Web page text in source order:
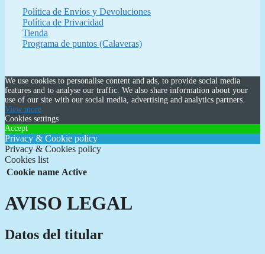
Política de Envíos y Devoluciones
Política de Privacidad
Tienda
Programa de puntos (Calaveras)
We use cookies to personalise content and ads, to provide social media
features and to analyse our traffic. We also share information about your
use of our site with our social media, advertising and analytics partners.
View more
Cookies settings
Accept
Privacy & Cookie policy
Privacy & Cookies policy
Cookies list
Cookie name Active
AVISO LEGAL
Datos del titular